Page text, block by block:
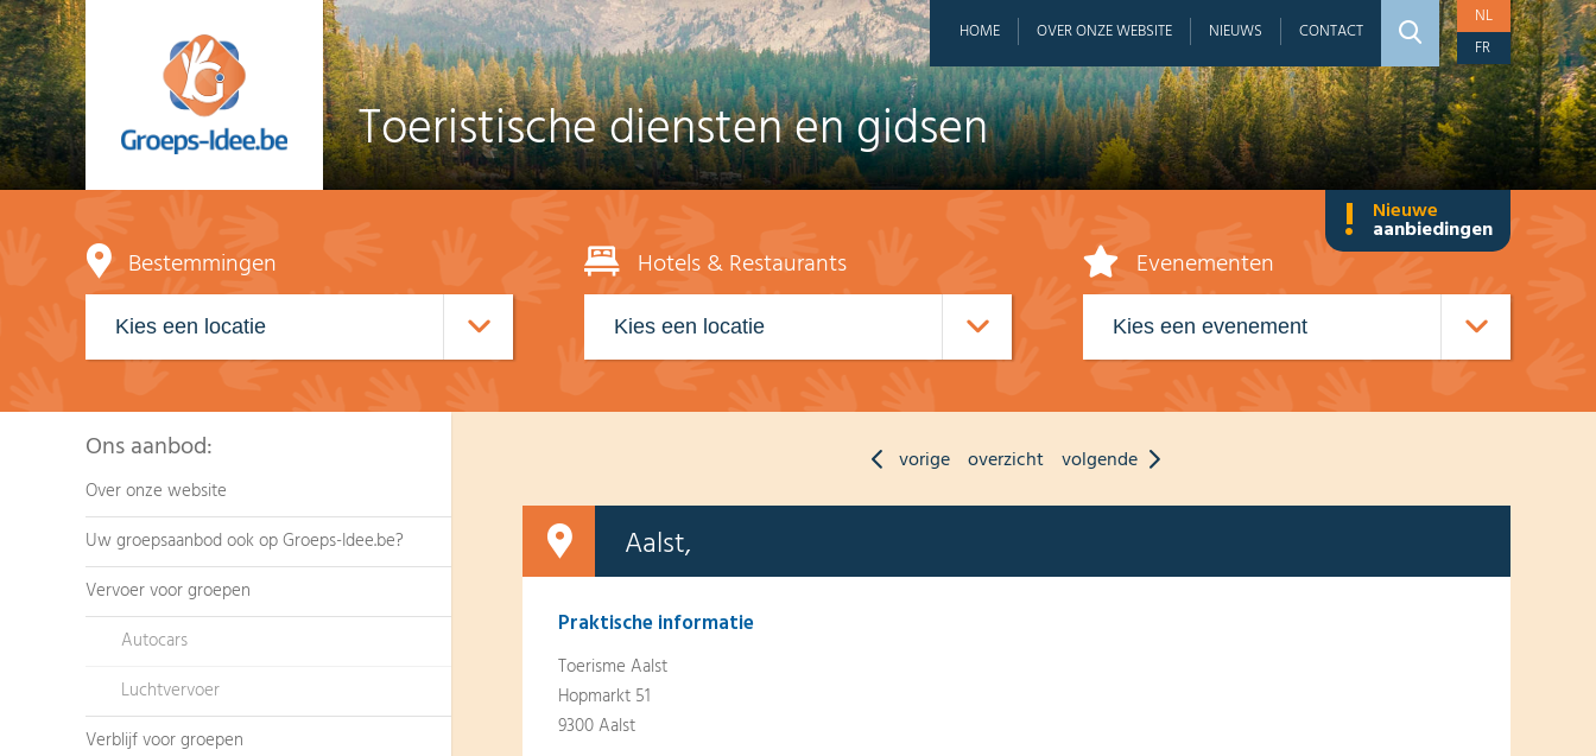
Toeristische diensten en gidsen
NL
FR
HOME OVER ONZE WEBSITE NIEUWS CONTACT
! Nieuwe
aanbiedingen
Bestemmingen Hotels & Restaurants Evenementen
Ons aanbod:
Over onze website
Uw groepsaanbod ook op Groeps-Idee.be?
Vervoer voor groepen
Autocars
Luchtvervoer
Verblijf voor groepen
vorige overzicht volgende
Aalst,
Praktische informatie
Toerisme Aalst
Hopmarkt 51
9300 Aalst